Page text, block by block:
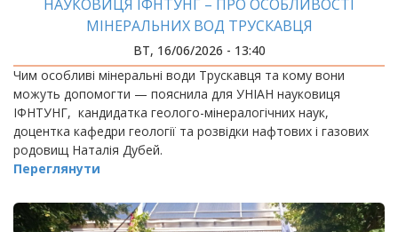
НАУКОВИЦЯ ІФНТУНГ – ПРО ОСОБЛИВОСТІ
МІНЕРАЛЬНИХ ВОД ТРУСКАВЦЯ
ВТ, 16/06/2026 - 13:40
Чим особливі мінеральні води Трускавця та кому вони
можуть допомогти — пояснила для УНІАН науковиця
ІФНТУНГ, кандидатка геолого-мінералогічних наук,
доцентка кафедри геології та розвідки нафтових і газових
родовищ Наталія Дубей.
Переглянути